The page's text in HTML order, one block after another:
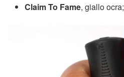
Claim To Fame, giallo ocra;